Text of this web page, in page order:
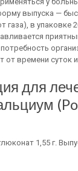
выпуска —
газа), в упаковке
от времени суток
для
1,55 г.